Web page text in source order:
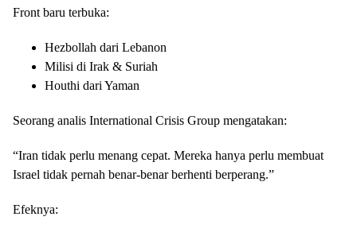
Front baru terbuka:
Hezbollah dari Lebanon
Milisi di Irak & Suriah
Houthi dari Yaman
Seorang analis International Crisis Group mengatakan:
“Iran tidak perlu menang cepat. Mereka hanya perlu membuat
Israel tidak pernah benar-benar berhenti berperang.”
Efeknya: